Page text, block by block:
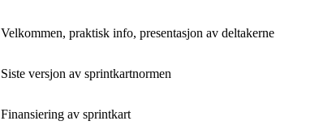
Velkommen, praktisk info, presentasjon av deltakerne
Siste versjon av sprintkartnormen
Finansiering av sprintkart